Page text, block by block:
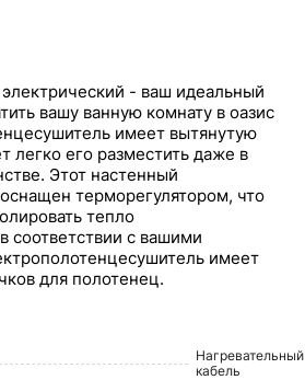
- ваш идеальный
вашу ванную комнату в оазис
имеет вытянутую
легко его разместить даже в
Этот настенный
терморегулятором, что
тепло
соответствии с вашими
имеет
для полотенец.
Нагревательный
кабель